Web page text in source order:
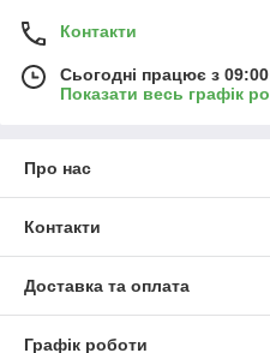
Контакти
Сьогодні працює з
Показати весь графік
Про нас
Контакти
Доставка та оплата
Графік роботи